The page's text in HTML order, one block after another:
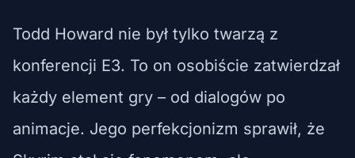
Todd Howard nie był tylko twarzą z
konferencji E3. To on osobiście zatwierdzał
każdy element gry – od dialogów po
animacje. Jego perfekcjonizm sprawił, że